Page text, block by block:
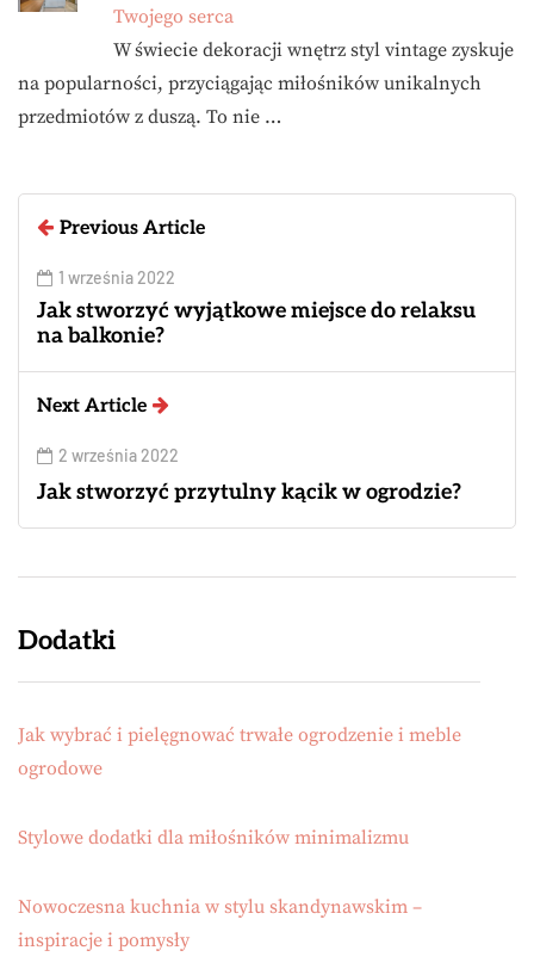
Twojego serca
W świecie dekoracji wnętrz styl vintage zyskuje
na popularności, przyciągając miłośników unikalnych
przedmiotów z duszą. To nie …
Previous Article
1 września 2022
Jak stworzyć wyjątkowe miejsce do relaksu
na balkonie?
Next Article
2 września 2022
Jak stworzyć przytulny kącik w ogrodzie?
Dodatki
Jak wybrać i pielęgnować trwałe ogrodzenie i meble
ogrodowe
Stylowe dodatki dla miłośników minimalizmu
Nowoczesna kuchnia w stylu skandynawskim –
inspiracje i pomysły